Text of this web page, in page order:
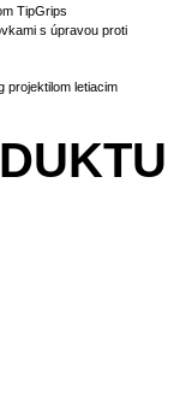
TipGrips
s úpravou proti
projektilom letiacim